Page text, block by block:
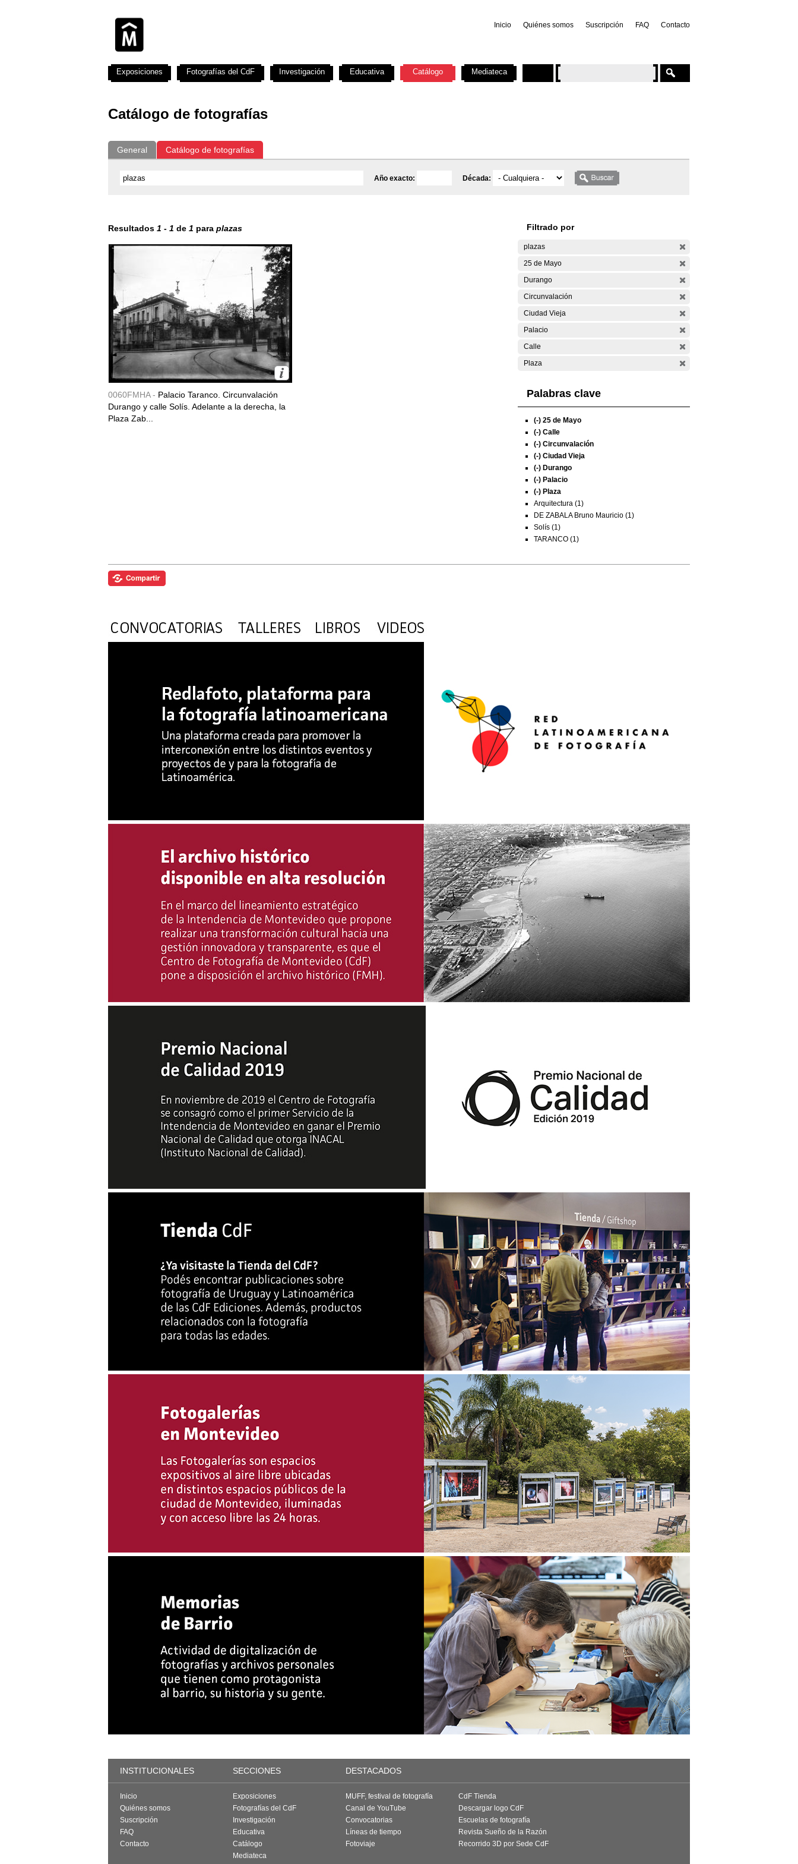
Inicio Quiénes somos Suscripción FAQ Contacto
Catálogo de fotografías
General Catálogo de fotografías
Año exacto: Década:
Resultados 1 - 1 de 1 para plazas
0060FMHA - Palacio Taranco. Circunvalación
Durango y calle Solís. Adelante a la derecha, la
Plaza Zab...
Filtrado por
plazas
25 de Mayo
Durango
Circunvalación
Ciudad Vieja
Palacio
Calle
Plaza
Palabras clave
(-) 25 de Mayo
(-) Calle
(-) Circunvalación
(-) Ciudad Vieja
(-) Durango
(-) Palacio
(-) Plaza
Arquitectura (1)
DE ZABALA Bruno Mauricio (1)
Solís (1)
TARANCO (1)
Exposiciones Fotografías del CdF Investigación Educativa Catálogo Mediateca
INSTITUCIONALES SECCIONES DESTACADOS
Inicio
Quiénes somos
Suscripción
FAQ
Contacto
Exposiciones
Fotografías del CdF
Investigación
Educativa
Catálogo
Mediateca
MUFF, festival de fotografía
Canal de YouTube
Convocatorias
Líneas de tiempo
Fotoviaje
CdF Tienda
Descargar logo CdF
Escuelas de fotografía
Revista Sueño de la Razón
Recorrido 3D por Sede CdF